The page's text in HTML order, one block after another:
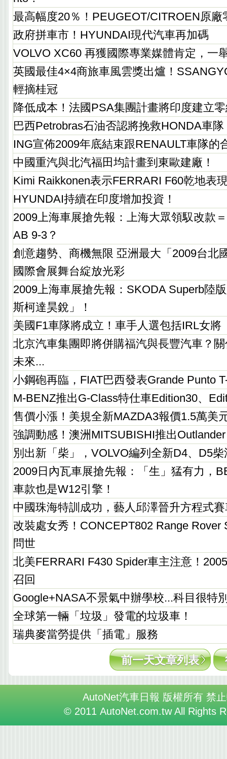
最高幅度20％！PEUGEOT/CITROEN原廠
政府拼車市！HYUNDAI現代汽車再加碼
VOLVO XC60 再獲國際專業媒體肯定，一
英國最佳4×4商旅車風雲獎出爐！
輕摘桂冠
降低成本！法國PSA集團計畫將印度建立
巴西Petrobras石油否認將挽救HONDA車隊
ING宣佈2009年底結束跟RENAULT車隊的
中國重汽與北汽福田均計畫到東歐建廠！
Kimi Raikkonen表示FERRARI F60乾地表
HYUNDAI持續在印度增加投資！
2009上海車展搶先報：上海大眾領馭改款
AB 9-3？
創意趨勢、商機無限 亞洲最大「2009台北
國際會展舞台綻放光彩
2009上海車展搶先報：SKODA Superb陸
斯柯達昊銳」！
美國F1車隊將成立！車手人選包括IRL女將
北京汽車集團即將併購福汽與長豐汽車？
未來...
小鋼砲再臨，FIAT巴西發表Grande Punto
M-BENZ推出G-Class特仕車Edition30、
售價小漲！美規全新MAZDA3報價1.5萬美
強調動感！澳洲MITSUBISHI推出
別出新「柴」，VOLVO編列全新D4、D5
2009日內瓦車展搶先報：「生」猛有力，
車款也是W12引擎！
中國珠海特訓成功，藝人邱澤晉升方程式
改裝處女秀！CONCEPT802 Range Rover
問世
北美FERRARI F430 Spider車主注意！
召回
Google+NASA不景氣中辦學校...科目很特
全球第一輛「垃圾」發電的垃圾車！
瑞典麥當勞提供「插電」服務
前一天文章列表
AutoNet汽車日報 版權所有 禁
© 2011 AutoNet.com.tw All Rights